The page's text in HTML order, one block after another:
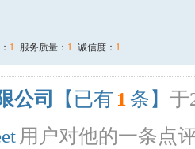
1 服务质量： 1 诚信度： 1
公司 【已有 1 条】 于
用户对他的一条点